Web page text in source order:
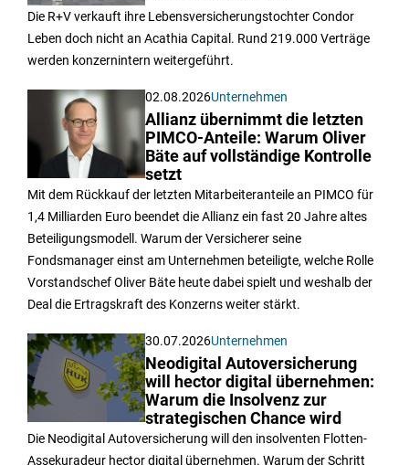
Die R+V verkauft ihre Lebensversicherungstochter Condor
Leben doch nicht an Acathia Capital. Rund 219.000 Verträge
werden konzernintern weitergeführt.
02.08.2026Unternehmen
Allianz übernimmt die letzten
PIMCO-Anteile: Warum Oliver
Bäte auf vollständige Kontrolle
setzt
Mit dem Rückkauf der letzten Mitarbeiteranteile an PIMCO für
1,4 Milliarden Euro beendet die Allianz ein fast 20 Jahre altes
Beteiligungsmodell. Warum der Versicherer seine
Fondsmanager einst am Unternehmen beteiligte, welche Rolle
Vorstandschef Oliver Bäte heute dabei spielt und weshalb der
Deal die Ertragskraft des Konzerns weiter stärkt.
30.07.2026Unternehmen
Neodigital Autoversicherung
will hector digital übernehmen:
Warum die Insolvenz zur
strategischen Chance wird
Die Neodigital Autoversicherung will den insolventen Flotten-
Assekuradeur hector digital übernehmen. Warum der Schritt